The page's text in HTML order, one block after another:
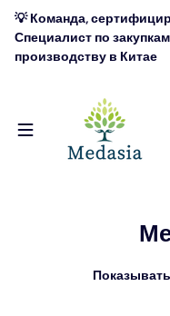
💡 Команда,
Специалист по
производству в Китае